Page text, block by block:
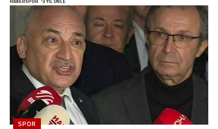
SPOR